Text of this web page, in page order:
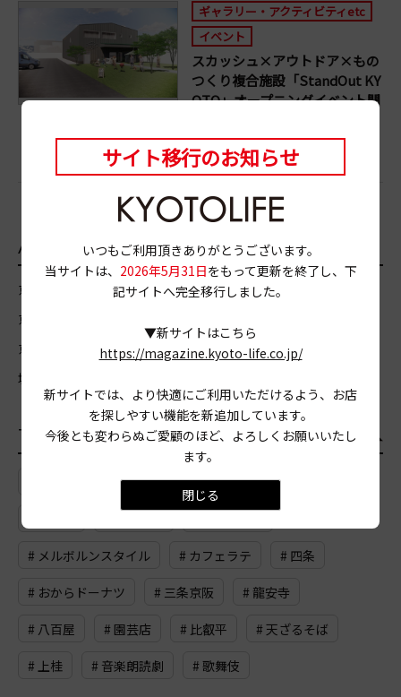
ギャラリー・アクティビティetc
イベント
スカッシュ×アウトドア×もの
つくり複合施設「StandOut KY
OTO」オープニングイベント開
2022.4.25
AREA エリア
京都市北区 京都市上京区 京都市左京区
京都市中京区
京都市東山区
京都市右京区
京都市西京区 京都市伏見区 宇治市
城陽市
TAG おすすめのタグ 一覧
# 寺町高辻 # 舞台 # タルタルソース
# メルボルンスタイル # カフェラテ # 四条
# おからドーナツ # 三条京阪 # 龍安寺
# 八百屋 # 園芸店 # 比叡平 # 天ざるそば
# 上桂 # 音楽朗読劇 # 歌舞伎
サイト移行のお知らせ
いつもご利用頂きありがとうございます。
当サイトは、 2026年5月31日をもって更新を終了し、下
記サイトへ完全移行しました。
▼新サイトはこちら
https://magazine.kyoto-life.co.jp/
新サイトでは、より快適にご利用いただけるよう、お店
を探しやすい機能を新追加しています。
今後とも変わらぬご愛顧のほど、よろしくお願いいたし
ます。
閉じる